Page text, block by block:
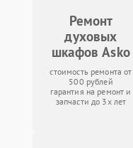
Ремонт
духовых
шкафов Asko
стоимость ремонта от
500 рублей
гарантия на ремонт и
запчасти до 3х лет